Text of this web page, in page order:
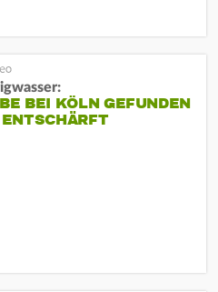
BEI KÖLN GEFUNDEN